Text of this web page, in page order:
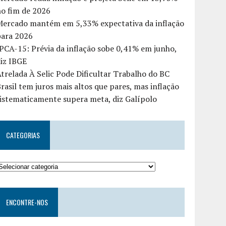
fim de 2026
mantém em 5,33% expectativa da inflação
2026
15: Prévia da inflação sobe 0,41% em junho,
IBGE
À Selic Pode Dificultar Trabalho do BC
tem juros mais altos que pares, mas inflação
supera meta, diz Galípolo
CATEGORIAS
ENCONTRE-NOS